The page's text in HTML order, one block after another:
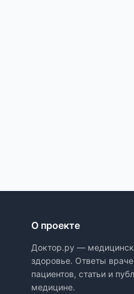
О проекте
Доктор.ру —
здоровье. Ответы
пациентов, статьи и
медицине.